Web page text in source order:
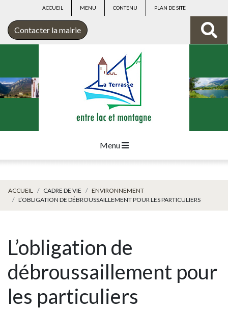
ACCUEIL MENU CONTENU PLAN DE SITE
Contacter la mairie
Menu
ACCUEIL CADRE DE VIE
ENVIRONNEMENT
L’OBLIGATION DE DÉBROUSSAILLEMENT POUR LES PARTICULIERS
L’obligation de
débroussaillement pour
les particuliers